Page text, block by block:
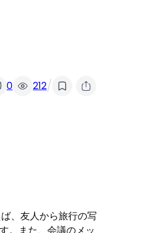
0 212/
、友人から旅行の写